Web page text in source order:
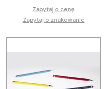
Zapytaj o cenę
Zapytaj o znakowanie